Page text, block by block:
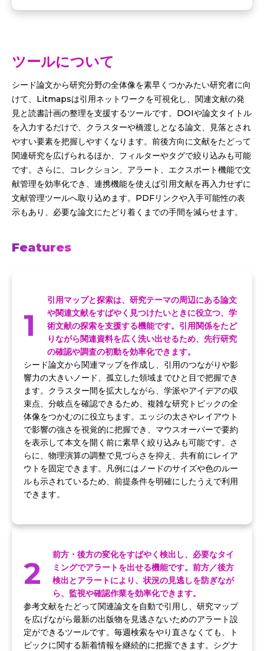
ツールについて
シード論文から研究分野の全体像を素早くつかみたい研究者に向
けて、Litmapsは引用ネットワークを可視化し、関連文献の発
見と読書計画の整理を支援するツールです。DOIや論文タイトル
を入力するだけで、クラスターや橋渡しとなる論文、見落とされ
やすい要素を把握しやすくなります。前後方向に文献をたどって
関連研究を広げられるほか、フィルターやタグで絞り込みも可能
です。さらに、コレクション、アラート、エクスポート機能で文
献管理を効率化でき、連携機能を使えば引用文献を再入力せずに
文献管理ツールへ取り込めます。PDFリンクや入手可能性の表
示もあり、必要な論文にたどり着くまでの手間を減らせます。
Features
1
引用マップと探索は、研究テーマの周辺にある論文
や関連文献をすばやく見つけたいときに役立つ、学
術文献の探索を支援する機能です。引用関係をたど
りながら関連資料を広く洗い出せるため、先行研究
の確認や調査の初動を効率化できます。
シード論文から関連マップを作成し、引用のつながりや影
響力の大きいノード、孤立した領域までひと目で把握でき
ます。クラスター間を拡大しながら、学派やアイデアの収
束点、分岐点を確認できるため、複雑な研究トピックの全
体像をつかむのに役立ちます。エッジの太さやレイアウト
で影響の強さを視覚的に把握でき、マウスオーバーで要約
を表示して本文を開く前に素早く絞り込みも可能です。さ
らに、物理演算の調整で見づらさを抑え、共有前にレイア
ウトを固定できます。凡例にはノードのサイズや色のルー
ルも示されているため、前提条件を明確にしたうえで利用
できます。
2
前方・後方の変化をすばやく検出し、必要なタイ
ミングでアラートを出せる機能です。前方／後方
検出とアラートにより、状況の見逃しを防ぎなが
ら、監視や確認作業を効率化できます。
参考文献をたどって関連論文を自動で引用し、研究マップ
を広げながら最新の出版物を見逃さないためのアラート設
定ができるツールです。毎週検索をやり直さなくても、ト
ピックに関する新着情報を継続的に把握できます。シグナ